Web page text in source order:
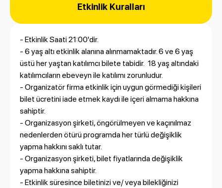
Etkinlik Kuralları
- Etkinlik Saati 21:00'dir.
- 6 yaş altı etkinlik alanına alınmamaktadır. 6 ve 6 yaş
üstü her yaştan katılımcı bilete tabidir. 18 yaş altındaki
katılımcıların ebeveyn ile katılımı zorunludur.
- Organizatör firma etkinlik için uygun görmediği kişileri
bilet ücretini iade etmek kaydı ile içeri almama hakkına
sahiptir.
- Organizasyon şirketi, öngörülmeyen ve kaçınılmaz
nedenlerden ötürü programda her türlü değişiklik
yapma hakkını saklı tutar.
- Organizasyon şirketi, bilet fiyatlarında değişiklik
yapma hakkına sahiptir.
- Etkinlik süresince biletinizi ve/ veya bilekliğinizi